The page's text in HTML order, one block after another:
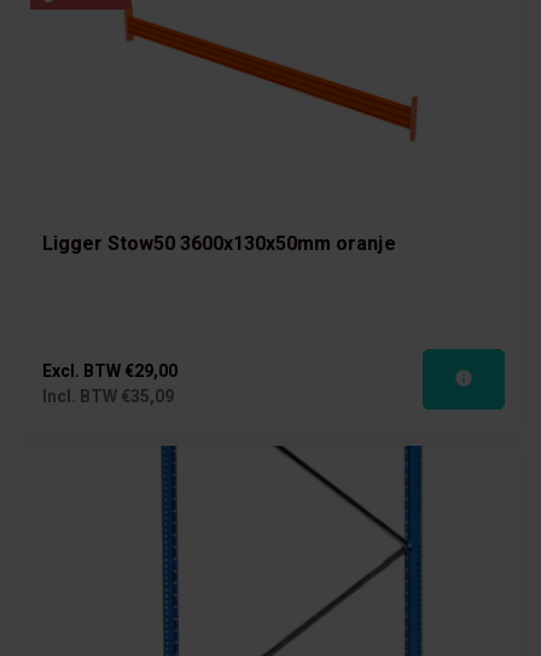
Ligger Stow50 3600x130x50mm oranje
Excl. BTW€29,00
Incl. BTW€35,09